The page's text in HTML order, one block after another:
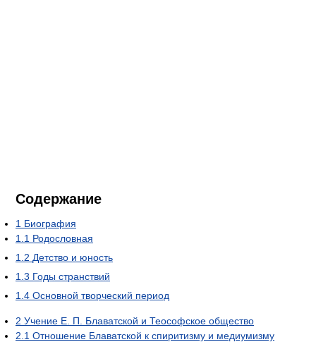
Содержание
1 Биография
1.1 Родословная
1.2 Детство и юность
1.3 Годы странствий
1.4 Основной творческий период
2 Учение Е. П. Блаватской и Теософское общество
2.1 Отношение Блаватской к спиритизму и медиумизму